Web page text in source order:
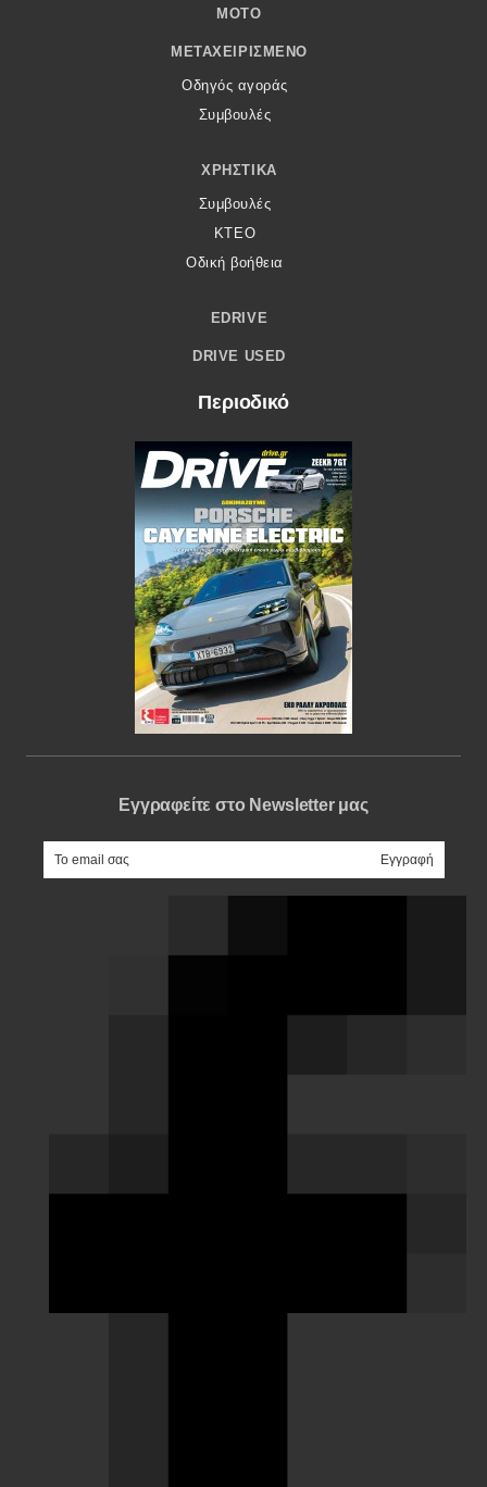
MOTO
ΜΕΤΑΧΕΙΡΙΣΜΈΝΟ
Οδηγός αγοράς
Συμβουλές
ΧΡΗΣΤΙΚΆ
Συμβουλές
ΚΤΕΟ
Οδική βοήθεια
EDRIVE
DRIVE USED
Περιοδικό
Εγγραφείτε στο Newsletter μας
e-mail